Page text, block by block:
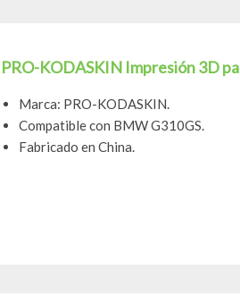
PRO-KODASKIN Impresión 3D
Marca: PRO-KODASKIN.
Compatible con BMW G310GS.
Fabricado en China.